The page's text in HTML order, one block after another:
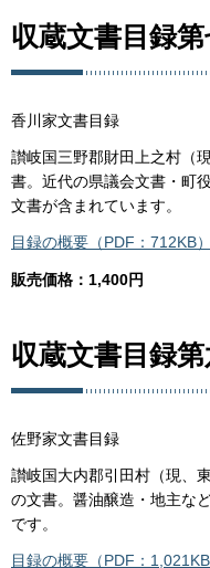
収蔵文書目録第
香川家文書目録
讃岐国三野郡財田上之村（
書。近代の県議会文書・町
文書が含まれています。
目録の概要（PDF：712KB）
販売価格：1,400円
収蔵文書目録第
佐野家文書目録
讃岐国大内郡引田村（現、
の文書。醤油醸造・地主な
です。
目録の概要（PDF：1,021KB